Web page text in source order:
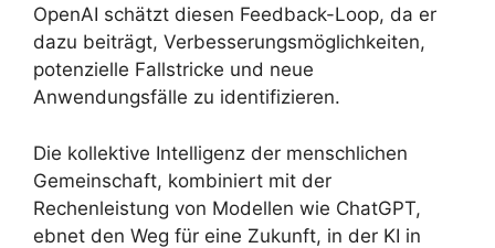
OpenAI schätzt diesen Feedback-Loop, da er
dazu beiträgt, Verbesserungsmöglichkeiten,
potenzielle Fallstricke und neue
Anwendungsfälle zu identifizieren.
Die kollektive Intelligenz der menschlichen
Gemeinschaft, kombiniert mit der
Rechenleistung von Modellen wie ChatGPT,
ebnet den Weg für eine Zukunft, in der KI in